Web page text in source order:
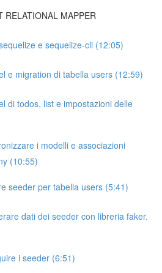
RELATIONAL MAPPER
e sequelize-cli (12:05)
e migration di tabella users (12:59)
di todos, list e impostazioni delle
i modelli e associazioni
(10:55)
seeder per tabella users (5:41)
dati dei seeder con libreria faker.
i seeder (6:51)